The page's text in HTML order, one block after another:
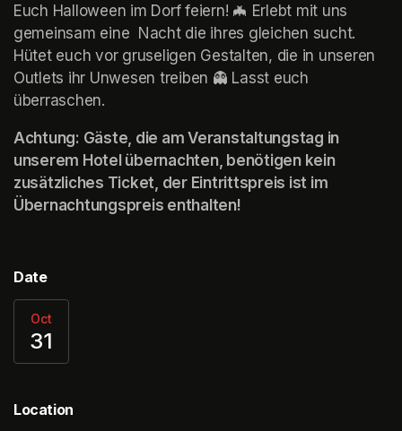
Euch Halloween im Dorf feiern! 🦇 Erlebt mit uns
gemeinsam eine  Nacht die ihres gleichen sucht.
Hütet euch vor gruseligen Gestalten, die in unseren
Outlets ihr Unwesen treiben 👻 Lasst euch
überraschen.
Achtung: Gäste, die am Veranstaltungstag in
unserem Hotel übernachten, benötigen kein
zusätzliches Ticket, der Eintrittspreis ist im
Übernachtungspreis enthalten!
Date
Oct
31
Location